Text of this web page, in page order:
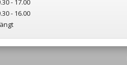
- 16.00